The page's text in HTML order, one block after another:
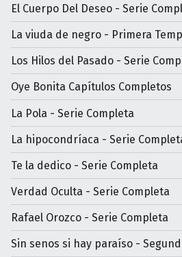
El Cuerpo Del Deseo - Serie
La viuda de negro - Primera
Los Hilos del Pasado - Serie
Oye Bonita Capítulos Completos
La Pola - Serie Completa
La hipocondríaca - Serie
Te la dedico - Serie Completa
Verdad Oculta - Serie Completa
Rafael Orozco - Serie Completa
Sin senos si hay paraíso -